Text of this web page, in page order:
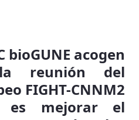
bioGUNE acogen
reunión del
FIGHT-CNNM2
es mejorar el